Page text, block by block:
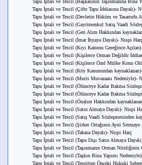
Tapu İptali ve Tescil (Başkasının Taşınmazına Bina
Tapu İptali ve Tescil (Çifte Tapu İddiasına Dayalı)-
Tapu İptali ve Tescil (Devletin Hüküm ve Tasarrufu
Tapu İptali ve Tescil (Gayrimenkul Satış Vaadi
Tapu İptali ve Tescil (Geri Alım Hakkından
Tapu İptali ve Tescil (İmar İhyaya Dayalı)- Nispi Harç
Tapu İptali ve Tescil (Kıyı Kanunu Gereğince
Tapu İptali ve Tescil (Kişilerce Orman Değildir
Tapu İptali ve Tescil (Kişilerce Özel Mülke Konu
Tapu İptali ve Tescil (Köy Kanunundan
Tapu İptali ve Tescil (Muris Muvazaası Nedeniyle)-
Tapu İptali ve Tescil (Ölünceye Kadar Bakma
Tapu İptali ve Tescil (Ölünceye Kadar Bakma
Tapu İptali ve Tescil (Önalım Hakkından
Tapu İptali ve Tescil (Satın Almaya Dayalı)- Nispi
Tapu İptali ve Tescil (Satış Vaadi Sözleşmesinden
Tapu İptali ve Tescil (Şirket Ortağının Ayni
Tapu İptali ve Tescil (Takasa Dayalı)- Nispi Harç
Tapu İptali ve Tescil (Tapu Dışı Satın Almaya
Tapu İptali ve Tescil (Taşınmazın Orman
Tapu İptali ve Tescil (Taşkın Bina Yapımı
Tapu İptali ve Tescil (Tespitten Önceki Hukuki